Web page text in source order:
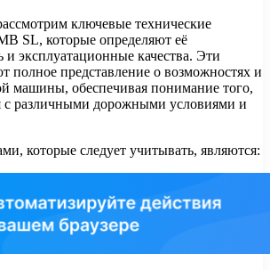
ключевые технические
SL, которые определяют её
и эксплуатационные качества. Эти
полное представление о возможностях и
машины, обеспечивая понимание того,
с различными дорожными условиями и
которые следует учитывать, являются: